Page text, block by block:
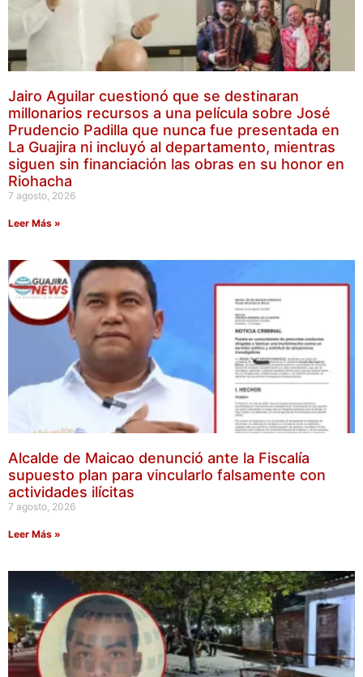
Jairo Aguilar cuestionó que se destinaran
millonarios recursos a una película sobre José
Prudencio Padilla que nunca fue presentada en
La Guajira ni incluyó al departamento, mientras
siguen sin financiación las obras en su honor en
Riohacha
7 agosto, 2026
Leer Más »
Alcalde de Maicao denunció ante la Fiscalía
supuesto plan para vincularlo falsamente con
actividades ilícitas
7 agosto, 2026
Leer Más »